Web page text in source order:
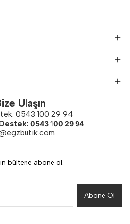
Ulaşın
0543 100 29 94
0543 100 29 94
bültene abone ol.
Abone Ol